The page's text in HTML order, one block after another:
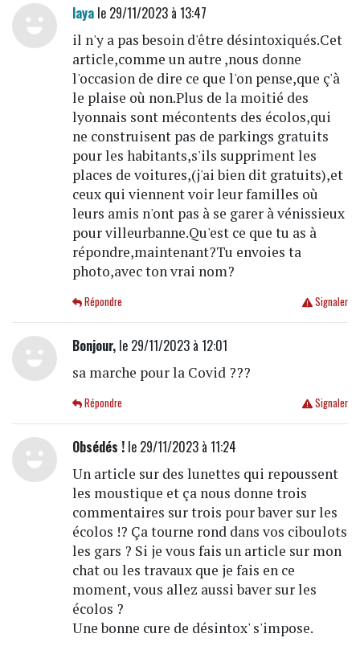
layale 29/11/2023 à 13:47
il n'y a pas besoin d'être désintoxiqués.Cet
article,comme un autre ,nous donne
l'occasion de dire ce que l'on pense,que ç'à
le plaise où non.Plus de la moitié des
lyonnais sont mécontents des écolos,qui
ne construisent pas de parkings gratuits
pour les habitants,s'ils suppriment les
places de voitures,(j'ai bien dit gratuits),et
ceux qui viennent voir leur familles où
leurs amis n'ont pas à se garer à vénissieux
pour villeurbanne.Qu'est ce que tu as à
répondre,maintenant?Tu envoies ta
photo,avec ton vrai nom?
Signaler
Répondre
Bonjour,le 29/11/2023 à 12:01
sa marche pour la Covid ???
Signaler
Répondre
Obsédés !le 29/11/2023 à 11:24
Un article sur des lunettes qui repoussent
les moustique et ça nous donne trois
commentaires sur trois pour baver sur les
écolos !? Ça tourne rond dans vos ciboulots
les gars ? Si je vous fais un article sur mon
chat ou les travaux que je fais en ce
moment, vous allez aussi baver sur les
écolos ?
Une bonne cure de désintox' s'impose.